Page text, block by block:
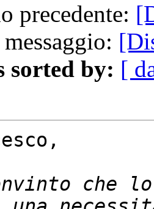
precedente:
sorted by: [
che